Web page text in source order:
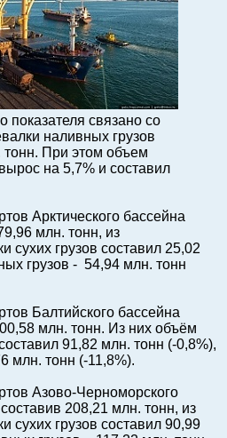
показателя связано со
наливных грузов
тонн. При этом объем
на 5,7% и составил
Арктического бассейна
млн. тонн, из
сухих грузов составил 25,02
грузов - 54,94 млн. тонн
Балтийского бассейна
млн. тонн. Из них объём
91,82 млн. тонн (-0,8%),
млн. тонн (-11,8%).
Азово-Черноморского
208,21 млн. тонн, из
сухих грузов составил 90,99